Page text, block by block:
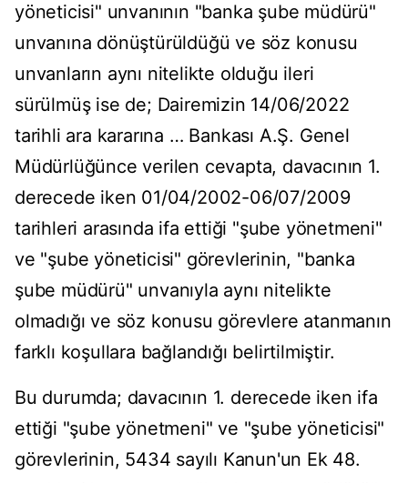
yöneticisi" unvanının "banka şube müdürü"
unvanına dönüştürüldüğü ve söz konusu
unvanların aynı nitelikte olduğu ileri
sürülmüş ise de; Dairemizin 14/06/2022
tarihli ara kararına … Bankası A.Ş. Genel
Müdürlüğünce verilen cevapta, davacının 1.
derecede iken 01/04/2002-06/07/2009
tarihleri arasında ifa ettiği "şube yönetmeni"
ve "şube yöneticisi" görevlerinin, "banka
şube müdürü" unvanıyla aynı nitelikte
olmadığı ve söz konusu görevlere atanmanın
farklı koşullara bağlandığı belirtilmiştir.
Bu durumda; davacının 1. derecede iken ifa
ettiği "şube yönetmeni" ve "şube yöneticisi"
görevlerinin, 5434 sayılı Kanun'un Ek 48.